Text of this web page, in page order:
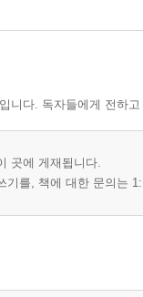
니다. 독자들에게 전하
곳에 게재됩니다.
기를, 책에 대한 문의는